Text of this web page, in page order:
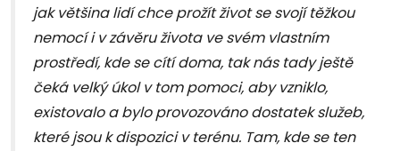
jak většina lidí chce prožít život se svojí těžkou
nemocí i v závěru života ve svém vlastním
prostředí, kde se cítí doma, tak nás tady ještě
čeká velký úkol v tom pomoci, aby vzniklo,
existovalo a bylo provozováno dostatek služeb,
které jsou k dispozici v terénu. Tam, kde se ten